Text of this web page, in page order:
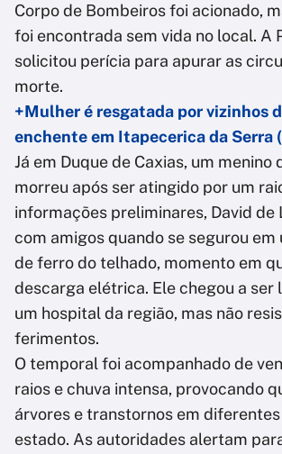
Corpo de Bombeiros foi acionado,
foi encontrada sem vida no local. A
solicitou perícia para apurar as
morte.
+Mulher é resgatada por vizinhos
enchente em Itapecerica da Serra
Já em Duque de Caxias, um menino
morreu após ser atingido por um
informações preliminares, David de
com amigos quando se segurou
de ferro do telhado, momento em
descarga elétrica. Ele chegou a ser
um hospital da região, mas não
ferimentos.
O temporal foi acompanhado de
raios e chuva intensa, provocando
árvores e transtornos em
estado. As autoridades alertam